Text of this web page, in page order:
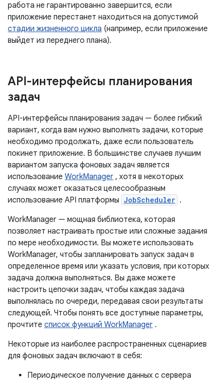
работа не гарантированно завершится, если
приложение перестанет находиться на допустимой
стадии жизненного цикла (например, если приложение
выйдет из переднего плана).
API-интерфейсы планирования
задач
API-интерфейсы планирования задач — более гибкий
вариант, когда вам нужно выполнять задачи, которые
необходимо продолжать, даже если пользователь
покинет приложение. В большинстве случаев лучшим
вариантом запуска фоновых задач является
использование WorkManager , хотя в некоторых
случаях может оказаться целесообразным
использование API платформы JobScheduler .
WorkManager — мощная библиотека, которая
позволяет настраивать простые или сложные задания
по мере необходимости. Вы можете использовать
WorkManager, чтобы запланировать запуск задач в
определенное время или указать условия, при которых
задача должна выполняться. Вы даже можете
настроить цепочки задач, чтобы каждая задача
выполнялась по очереди, передавая свои результаты
следующей. Чтобы понять все доступные параметры,
прочтите список функций WorkManager .
Некоторые из наиболее распространенных сценариев
для фоновых задач включают в себя:
Периодическое получение данных с сервера